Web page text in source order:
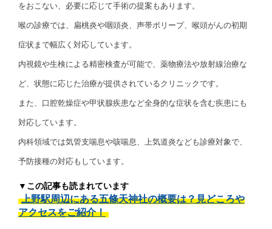
をおこない、必要に応じて手術の提案もあります。
喉の診療では、扁桃炎や咽頭炎、声帯ポリープ、喉頭がんの初期
症状まで幅広く対応しています。
内視鏡や生検による精密検査が可能で、薬物療法や放射線治療な
ど、状態に応じた治療が提供されているクリニックです。
また、口腔乾燥症や甲状腺疾患など全身的な症状を含む疾患にも
対応しています。
内科領域では気管支喘息や咳喘息、上気道炎なども診療対象で、
予防接種の対応もしています。
▼この記事も読まれています
上野駅周辺にある五條天神社の概要は？見どころや
アクセスをご紹介！